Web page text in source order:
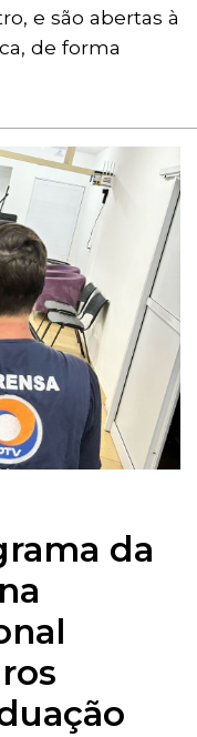
e são abertas à
de forma
da